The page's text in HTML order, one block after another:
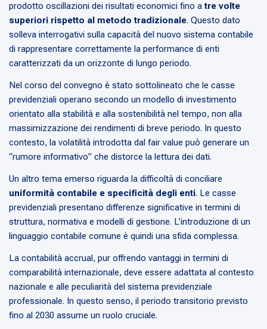
prodotto oscillazioni dei risultati economici fino atre volte
superiori rispetto al metodo tradizionale. Questo dato
solleva interrogativi sulla capacità del nuovo sistema contabile
di rappresentare correttamente la performance di enti
caratterizzati da un orizzonte di lungo periodo.
Nel corso del convegno è stato sottolineato che le casse
previdenziali operano secondo un modello di investimento
orientato alla stabilità e alla sostenibilità nel tempo, non alla
massimizzazione dei rendimenti di breve periodo. In questo
contesto, la volatilità introdotta dal fair value può generare un
“rumore informativo” che distorce la lettura dei dati.
Un altro tema emerso riguarda la difficoltà di conciliare
uniformità contabile e specificità degli enti. Le casse
previdenziali presentano differenze significative in termini di
struttura, normativa e modelli di gestione. L’introduzione di un
linguaggio contabile comune è quindi una sfida complessa.
La contabilità accrual, pur offrendo vantaggi in termini di
comparabilità internazionale, deve essere adattata al contesto
nazionale e alle peculiarità del sistema previdenziale
professionale. In questo senso, il periodo transitorio previsto
fino al 2030 assume un ruolo cruciale.